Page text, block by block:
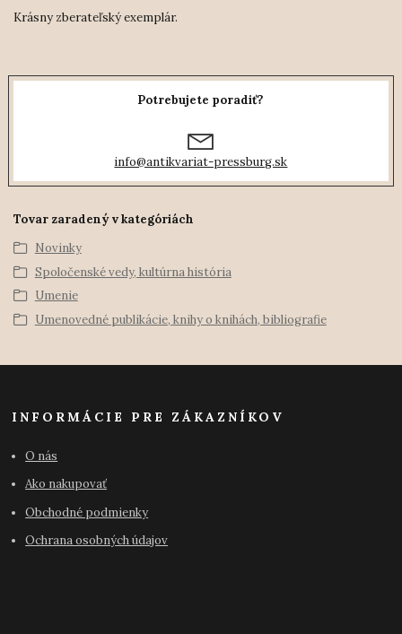
Krásny zberateľský exemplár.
Potrebujete poradiť?
info@antikvariat-pressburg.sk
Tovar zaradený v kategóriách
Novinky
Spoločenské vedy, kultúrna história
Umenie
Umenovedné publikácie, knihy o knihách, bibliografie
INFORMÁCIE PRE ZÁKAZNÍKOV
O nás
Ako nakupovať
Obchodné podmienky
Ochrana osobných údajov